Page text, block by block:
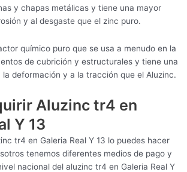
y chapas metálicas y tiene una mayor
y al desgaste que el zinc puro.
químico puro que se usa a menudo en la
de cubrición y estructurales y tiene una
deformación y a la tracción que el Aluzinc.
Aluzinc tr4 en
Y 13
tr4 en Galeria Real Y 13 lo puedes hacer
tenemos diferentes medios de pago y
nacional del aluzinc tr4 en Galeria Real Y